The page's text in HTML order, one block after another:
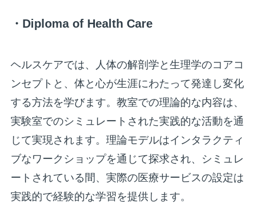
・Diploma of Health Care
ヘルスケアでは、人体の解剖学と生理学のコアコ
ンセプトと、体と心が生涯にわたって発達し変化
する方法を学びます。教室での理論的な内容は、
実験室でのシミュレートされた実践的な活動を通
じて実現されます。理論モデルはインタラクティ
ブなワークショップを通じて探求され、シミュレ
ートされている間、実際の医療サービスの設定は
実践的で経験的な学習を提供します。